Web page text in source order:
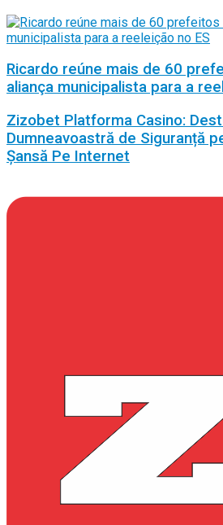
Ricardo reúne mais de 60
aliança municipalista para a
Zizobet Platforma Casino:
Dumneavoastră de Siguranță
Șansă Pe Internet